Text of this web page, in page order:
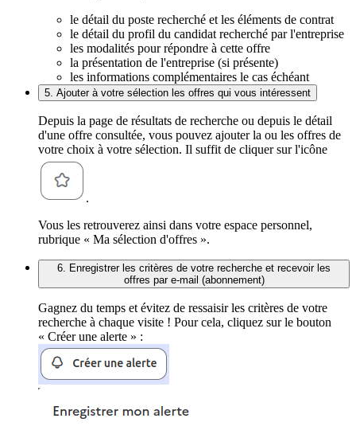
le détail du poste recherché et les éléments de contrat
le détail du profil du candidat recherché par l'entreprise
les modalités pour répondre à cette offre
la présentation de l'entreprise (si présente)
les informations complémentaires le cas échéant
5. Ajouter à votre sélection les offres qui vous intéressent
Depuis la page de résultats de recherche ou depuis le détail
d'une offre consultée, vous pouvez ajouter la ou les offres de
votre choix à votre sélection. Il suffit de cliquer sur l'icône
.
Vous les retrouverez ainsi dans votre espace personnel,
rubrique « Ma sélection d'offres ».
6. Enregistrer les critères de votre recherche et recevoir les
offres par e-mail (abonnement)
Gagnez du temps et évitez de ressaisir les critères de votre
recherche à chaque visite ! Pour cela, cliquez sur le bouton
« Créer une alerte » :